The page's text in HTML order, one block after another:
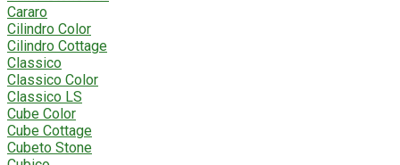
Cararo
Cilindro Color
Cilindro Cottage
Classico
Classico Color
Classico LS
Cube Color
Cube Cottage
Cubeto Stone